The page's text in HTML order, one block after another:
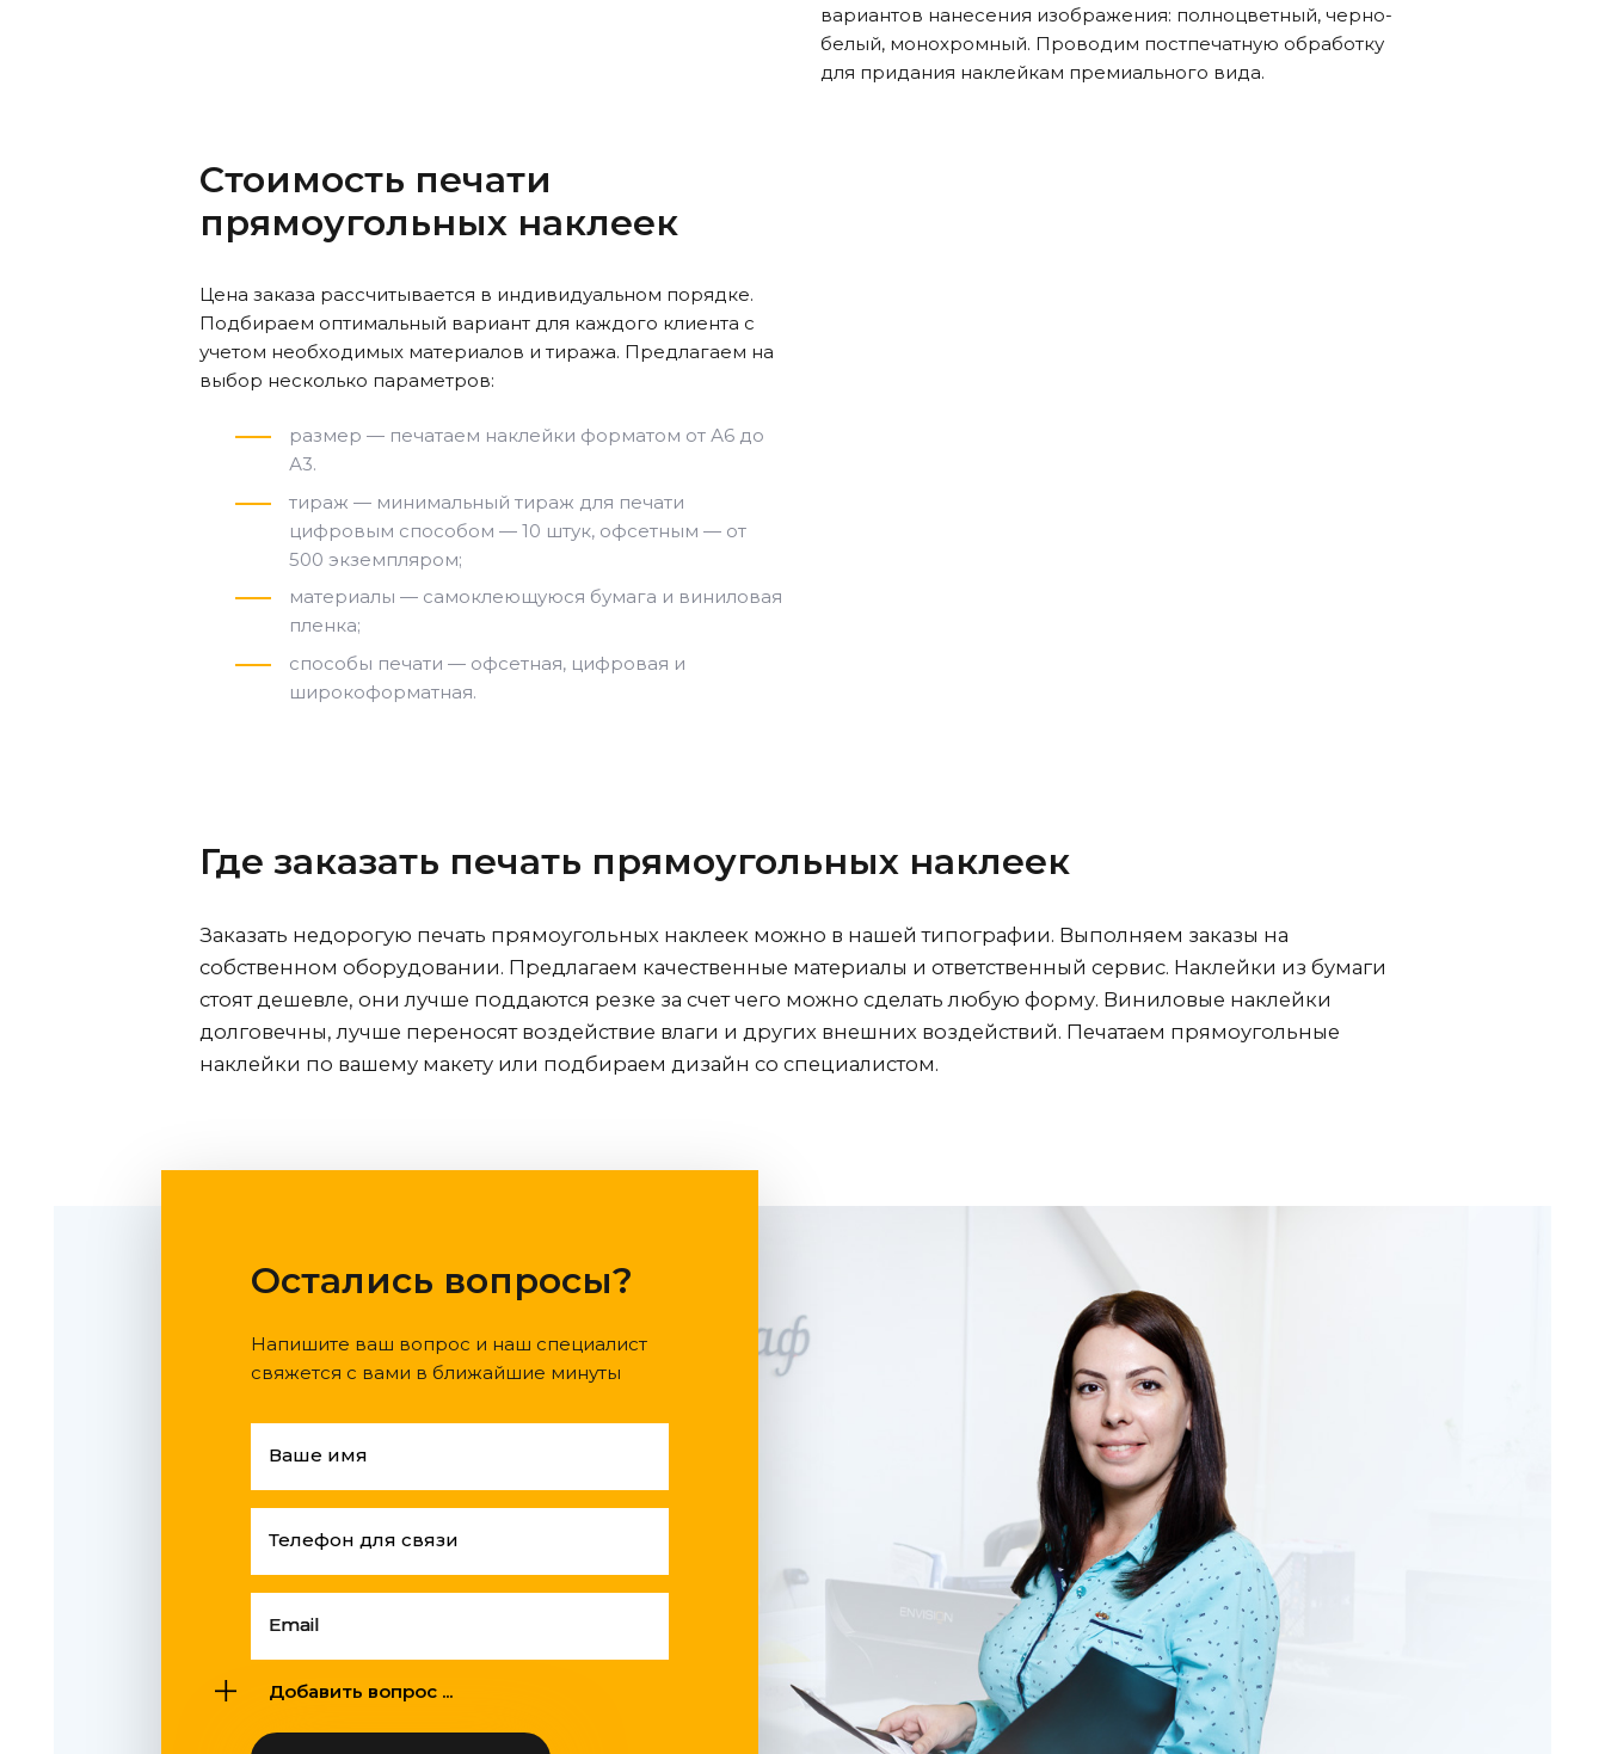
вариантов нанесения изображения: полноцветный, черно-
белый, монохромный. Проводим постпечатную обработку
для придания наклейкам премиального вида.
Стоимость печати
прямоугольных наклеек
Цена заказа рассчитывается в индивидуальном порядке.
Подбираем оптимальный вариант для каждого клиента с
учетом необходимых материалов и тиража. Предлагаем на
выбор несколько параметров:
размер — печатаем наклейки форматом от А6 до
А3.
тираж — минимальный тираж для печати
цифровым способом — 10 штук, офсетным — от
500 экземпляром;
материалы — самоклеющуюся бумага и виниловая
пленка;
способы печати — офсетная, цифровая и
широкоформатная.
Где заказать печать прямоугольных наклеек
Заказать недорогую печать прямоугольных наклеек можно в нашей типографии. Выполняем заказы на
собственном оборудовании. Предлагаем качественные материалы и ответственный сервис. Наклейки из бумаги
стоят дешевле, они лучше поддаются резке за счет чего можно сделать любую форму. Виниловые наклейки
долговечны, лучше переносят воздействие влаги и других внешних воздействий. Печатаем прямоугольные
наклейки по вашему макету или подбираем дизайн со специалистом.
Остались вопросы?
Напишите ваш вопрос и наш специалист
свяжется с вами в ближайшие минуты
Ваше имя
Телефон для связи
Email
Добавить вопрос ...